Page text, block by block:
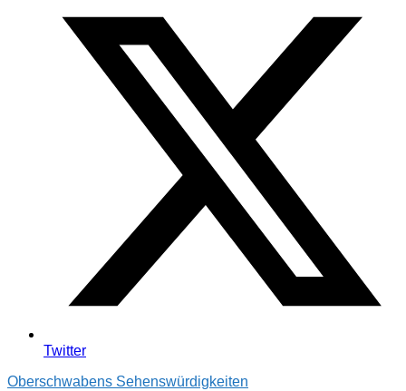
Twitter
Oberschwabens Sehenswürdigkeiten